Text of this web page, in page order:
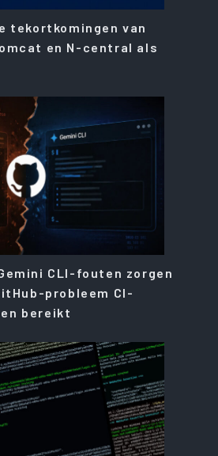
tekortkomingen van
en N-central als
CLI-fouten zorgen
probleem CI-
bereikt